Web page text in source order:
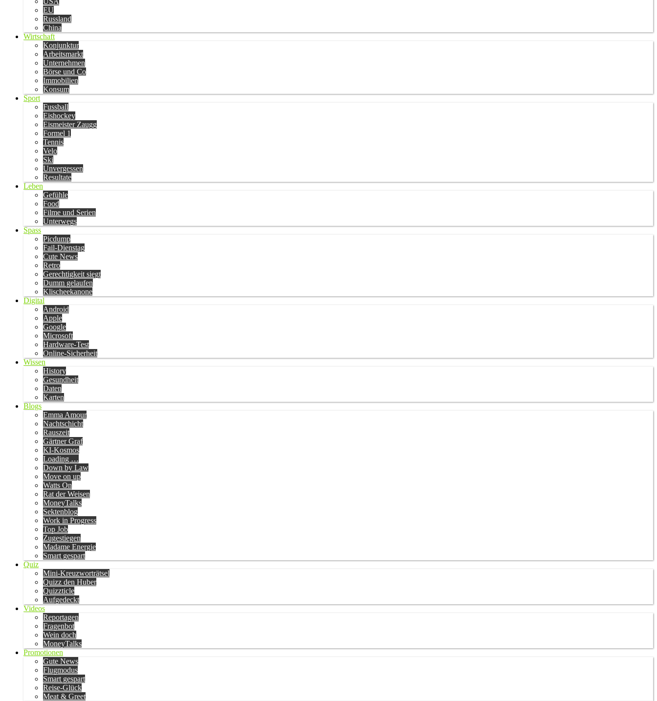
EU
Russland
China
Wirtschaft
Konjunktur
Arbeitsmarkt
Unternehmen
Börse und Co
Immobilien
Konsum
Sport
Fussball
Eishockey
Eismeister Zaugg
Formel 1
Tennis
Velo
Ski
Unvergessen
Resultate
Leben
Gefühle
Food
Filme und Serien
Unterwegs
Spass
Picdump
Fail-Dienstag
Cute News
Retro
Gerechtigkeit siegt
Dumm gelaufen
Klischeekanone
Digital
Android
Apple
Google
Microsoft
Hardware-Test
Online-Sicherheit
Wissen
History
Gesundheit
Daten
Karten
Blogs
Emma Amour
Nachtschicht
Rauszeit
Gärtner Graf
KI-Kosmos
Loading …
Down by Law
Move on up
Watts On
Rat der Weisen
MoneyTalks
Sektenblog
Work in Progress
Top Job
Zugestiegen
Madame Energie
Smart gespart
Quiz
Mini-Kreuzworträtsel
Quizz den Huber
Quizzticle
Aufgedeckt
Videos
Reportagen
Fragenbot
Wein doch
MoneyTalks
Promotionen
Gute News
Flugmodus
Smart gespart
Reise-Glück
Meat & Greet